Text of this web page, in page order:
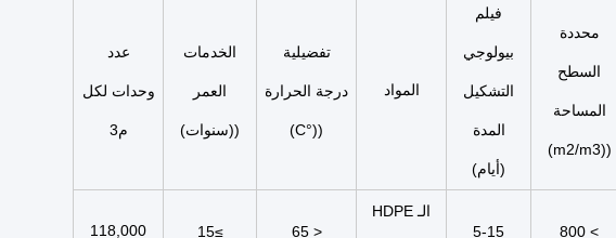
محددة
السطح
المساحة
((m2/m3)
فيلم
بيولوجي
التشكيل
المدة
(أيام)
المواد
تفضيلية
درجة الحرارة
((°C)
الخدمات
العمر
((سنوات)
عدد
وحدات لكل
م3
> 800
5-15
الـ HDPE
< 65
≥15
118,000